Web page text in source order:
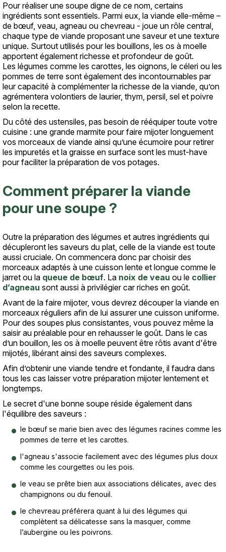
Pour réaliser une soupe digne de ce nom, certains
ingrédients sont essentiels. Parmi eux, la viande elle-même –
de bœuf, veau, agneau ou chevreau - joue un rôle central,
chaque type de viande proposant une saveur et une texture
unique. Surtout utilisés pour les bouillons, les os à moelle
apportent également richesse et profondeur de goût.
Les légumes comme les carottes, les oignons, le céleri ou les
pommes de terre sont également des incontournables par
leur capacité à complémenter la richesse de la viande, qu’on
agrémentera volontiers de laurier, thym, persil, sel et poivre
selon la recette.
Du côté des ustensiles, pas besoin de rééquiper toute votre
cuisine : une grande marmite pour faire mijoter longuement
vos morceaux de viande ainsi qu’une écumoire pour retirer
les impuretés et la graisse en surface sont les must-have
pour faciliter la préparation de vos potages.
Comment préparer la viande
pour une soupe ?
Outre la préparation des légumes et autres ingrédients qui
décupleront les saveurs du plat, celle de la viande est toute
aussi cruciale. On commencera donc par choisir des
morceaux adaptés à une cuisson lente et longue comme le
jarret ou la queue de bœuf. La noix de veau ou le collier
d’agneau sont aussi à privilégier car riches en goût.
Avant de la faire mijoter, vous devrez découper la viande en
morceaux réguliers afin de lui assurer une cuisson uniforme.
Pour des soupes plus consistantes, vous pouvez même la
saisir au préalable pour en rehausser le goût. Dans le cas
d’un bouillon, les os à moelle peuvent être rôtis avant d'être
mijotés, libérant ainsi des saveurs complexes.
Afin d’obtenir une viande tendre et fondante, il faudra dans
tous les cas laisser votre préparation mijoter lentement et
longtemps.
Le secret d'une bonne soupe réside également dans
l'équilibre des saveurs :
le bœuf se marie bien avec des légumes racines comme les
pommes de terre et les carottes.
l'agneau s'associe facilement avec des légumes plus doux
comme les courgettes ou les pois.
le veau se prête bien aux associations délicates, avec des
champignons ou du fenouil.
le chevreau préférera quant à lui des légumes qui
complètent sa délicatesse sans la masquer, comme
l’aubergine ou les poivrons.